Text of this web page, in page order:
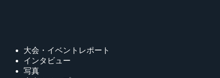
大会・イベントレポート
インタビュー
写真